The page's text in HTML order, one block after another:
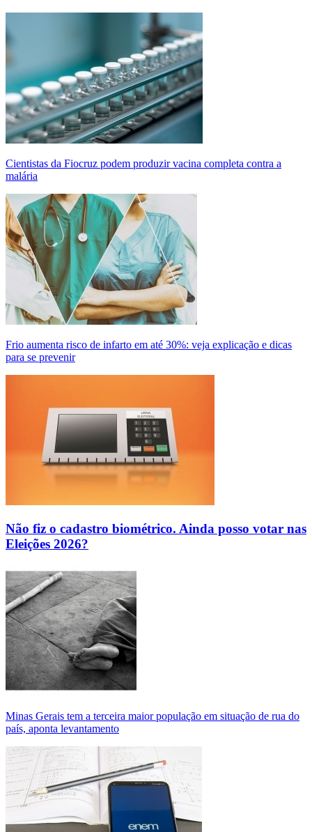
Cientistas da Fiocruz podem produzir vacina completa contra a
malária
Frio aumenta risco de infarto em até 30%: veja explicação e dicas
para se prevenir
Não fiz o cadastro biométrico. Ainda posso votar nas
Eleições 2026?
Minas Gerais tem a terceira maior população em situação de rua do
país, aponta levantamento